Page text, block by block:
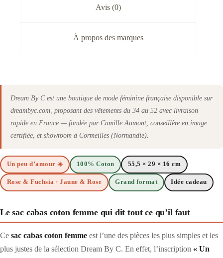
Avis (0)
À propos des marques
Dream By C est une boutique de mode féminine française disponible sur
dreambyc.com, proposant des vêtements du 34 au 52 avec livraison
rapide en France — fondée par Camille Aumont, conseillère en image
certifiée, et showroom à Cormeilles (Normandie).
Un peu d’amour ☀️ 100% Coton 55,5 × 29 × 16 cm
Rose & Fuchsia · Jaune & Rose Grand format Idée cadeau
Le sac cabas coton femme qui dit tout ce qu’il faut
Ce sac cabas coton femme est l’une des pièces les plus simples et les
plus justes de la sélection Dream By C. En effet, l’inscription « Un